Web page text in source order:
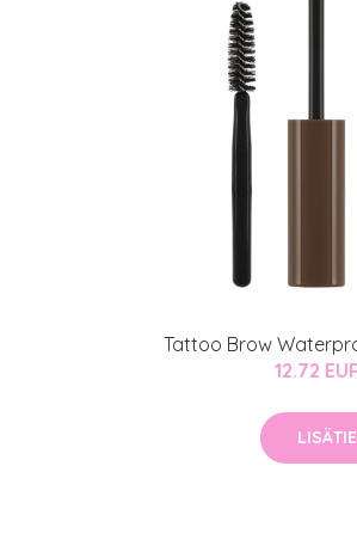
Tattoo Brow
12.72